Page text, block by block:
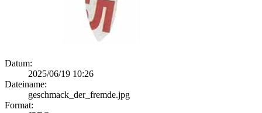
Datum:
2025/06/19 10:26
Dateiname:
geschmack_der_fremde.jpg
Format: